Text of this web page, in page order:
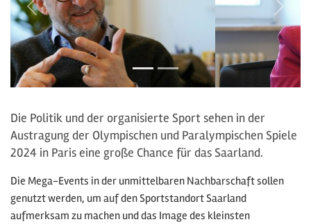
Die Politik und der organisierte Sport sehen in der
Austragung der Olympischen und Paralympischen Spiele
2024 in Paris eine große Chance für das Saarland.
Die Mega-Events in der unmittelbaren Nachbarschaft sollen
genutzt werden, um auf den Sportstandort Saarland
aufmerksam zu machen und das Image des kleinsten
zurück weiter